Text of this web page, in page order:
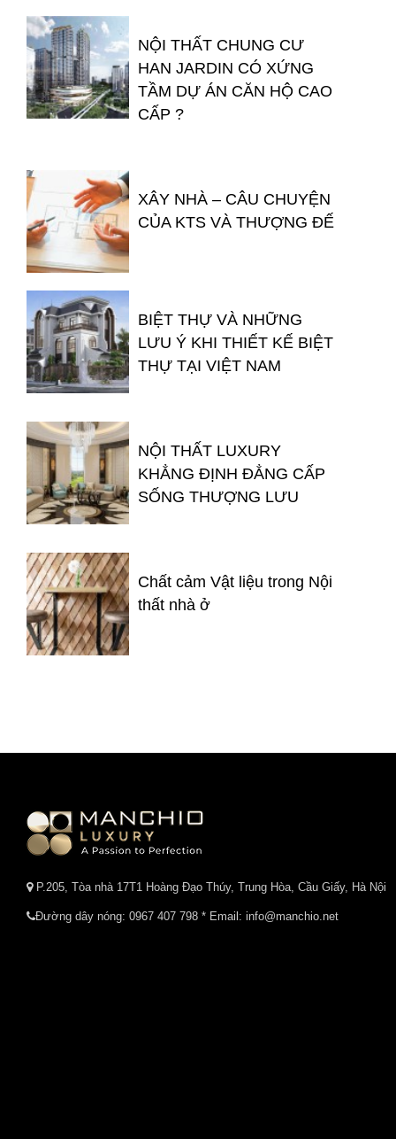
NỘI THẤT CHUNG CƯ
HAN JARDIN CÓ XỨNG
TẦM DỰ ÁN CĂN HỘ CAO
CẤP ?
XÂY NHÀ – CÂU CHUYỆN
CỦA KTS VÀ THƯỢNG ĐẾ
BIỆT THỰ VÀ NHỮNG
LƯU Ý KHI THIẾT KẾ BIỆT
THỰ TẠI VIỆT NAM
NỘI THẤT LUXURY
KHẲNG ĐỊNH ĐẲNG CẤP
SỐNG THƯỢNG LƯU
Chất cảm Vật liệu trong Nội
thất nhà ở
P.205, Tòa nhà 17T1 Hoàng Đạo Thúy, Trung Hòa, Cầu Giấy, Hà Nội
Đường dây nóng: 0967 407 798 * Email: info@manchio.net